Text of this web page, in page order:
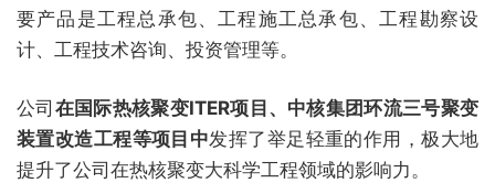
要产品是工程总承包、工程施工总承包、工程勘察设
计、工程技术咨询、投资管理等。
公司 在国际热核聚变ITER项目、中核集团环流三号聚变
装置改造工程等项目中发挥了举足轻重的作用，极大地
提升了公司在热核聚变大科学工程领域的影响力。